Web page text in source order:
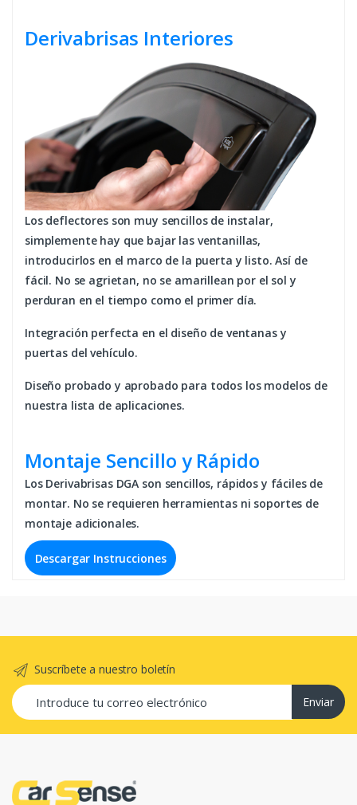
Derivabrisas Interiores
Los deflectores son muy sencillos de instalar,
simplemente hay que bajar las ventanillas,
introducirlos en el marco de la puerta y listo. Así de
fácil. No se agrietan, no se amarillean por el sol y
perduran en el tiempo como el primer día.
Integración perfecta en el diseño de ventanas y
puertas del vehículo.
Diseño probado y aprobado para todos los modelos de
nuestra lista de aplicaciones.
Montaje Sencillo y Rápido
Los Derivabrisas DGA son sencillos, rápidos y fáciles de
montar. No se requieren herramientas ni soportes de
montaje adicionales.
Descargar Instrucciones
Suscríbete a nuestro boletín
Enviar